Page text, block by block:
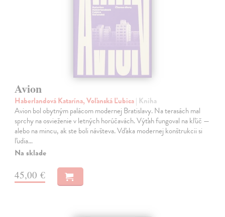
Avion
Haberlandová Katarína, Voľanská Ľubica| Kniha
Avion bol obytným palácom modernej Bratislavy. Na terasách mal
sprchy na osvieženie v letných horúčavách. Výťah fungoval na kľúč —
alebo na mincu, ak ste boli návšteva. Vďaka modernej konštrukcii si
ľudia…
Na sklade
45,00 €